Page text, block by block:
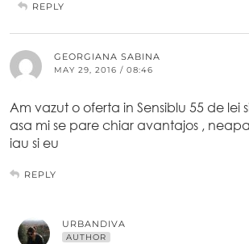
REPLY
GEORGIANA SABINA
MAY 29, 2016 / 08:46
Am vazut o oferta in Sensiblu 55 de lei
asa mi se pare chiar avantajos ,
iau si eu
REPLY
URBANDIVA
AUTHOR